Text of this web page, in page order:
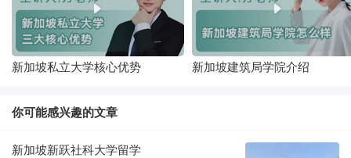
新加坡私立大学核心优势 新加坡建筑局学院介绍
你可能感兴趣的文章
新加坡新跃社科大学留学